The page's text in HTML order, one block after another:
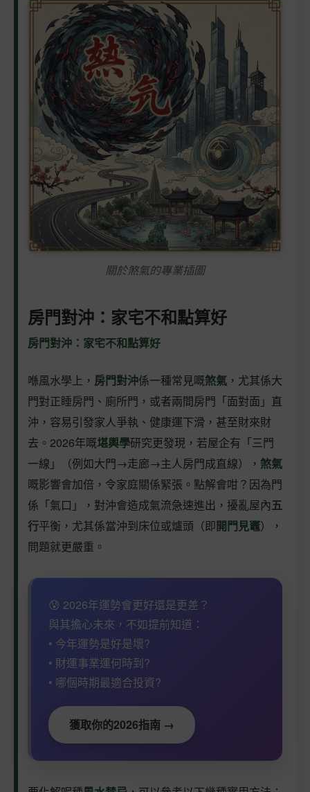
關於煞氣的專業插圖
房門對沖：家宅不和點算好
房門對沖：家宅不和點算好
喺風水學上， 房門對沖係一種常見嘅煞氣 ，尤其係大
門對正睡房門、廁所門，或者兩間房門「面對面」直
沖，容易引發家人爭執、健康運下滑，甚至財來財
去。2026年嘅堪輿學研究更發現，若屋企有「三門
一線」（例如大門→走廊→主人房門成直線）， 煞氣
嘅影響會加倍，令家庭關係緊張。點解會咁？因為門
係「氣口」，對沖會造成氣流急速進出，擾亂屋內五
行平衡，尤其係當沖到床位或爐頭（即開門見竈），
問題就更嚴重。
😰 2026年運勢會更好還是更差？
與其擔心未來，不如提前知道：
• 今年運勢是好是壞?
• 財運事業運何時到?
• 哪個時期最適合投資?
獲取你的2026指南 →